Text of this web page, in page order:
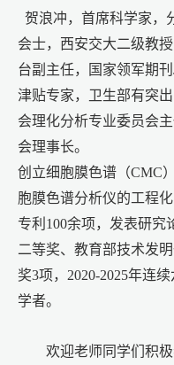
贺浪冲，首席科学家，
会士，西安交大二级教
台副主任，国家领军期刊
津贴专家，卫生部有突
会理化分析专业委员会
会理事长。
创立细胞膜色谱（CMC
胞膜色谱分析仪的工程
专利100余项，发表研究
二等奖、教育部技术发
奖3项，2020-2025年连
学者。
欢迎老师同学们积